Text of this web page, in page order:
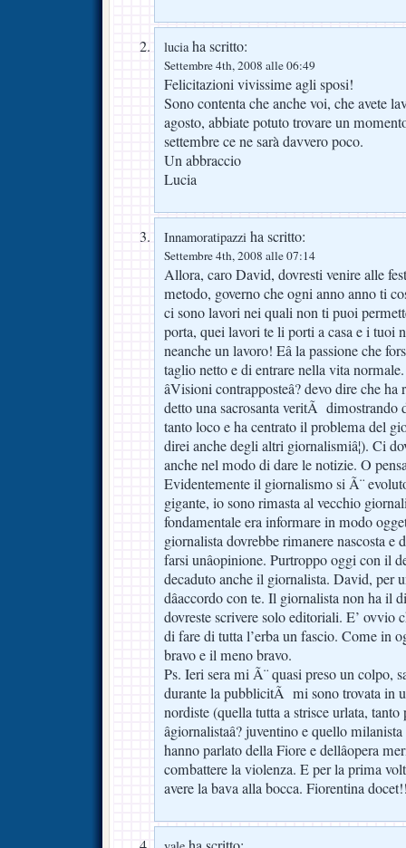
luciaha scritto:
Settembre 4th, 2008 alle 06:49
Felicitazioni vivissime agli sposi!
Sono contenta che anche voi, che avete
agosto, abbiate potuto trovare un
settembre ce ne sarà davvero poco.
Un abbraccio
Lucia
Innamoratipazzi ha scritto:
Settembre 4th, 2008 alle 07:14
Allora, caro David, dovresti venire alle
metodo, governo che ogni anno anno ti
ci sono lavori nei quali non ti puoi
porta, quei lavori te li porti a casa e i tuoi
neanche un lavoro! Eâ la passione che
taglio netto e di entrare nella vita
âVisioni contrapposteâ? devo dire che
detto una sacrosanta veritÃ dimostrando
tanto loco e ha centrato il problema del
direi anche degli altri giornalismiâ¦). Ci
anche nel modo di dare le notizie. O
Evidentemente il giornalismo si Ã¨
gigante, io sono rimasta al vecchio
fondamentale era informare in modo
giornalista dovrebbe rimanere nascosta e
farsi unâopinione. Purtroppo oggi con il
decaduto anche il giornalista. David, per
dâaccordo con te. Il giornalista non ha il
dovreste scrivere solo editoriali. E’ ovvio
di fare di tutta l’erba un fascio. Come in
bravo e il meno bravo.
Ps. Ieri sera mi Ã¨ quasi preso un colpo,
durante la pubblicitÃ mi sono trovata in
nordiste (quella tutta a strisce urlata, tanto
âgiornalistaâ? juventino e quello
hanno parlato della Fiore e dellâopera
combattere la violenza. E per la prima
avere la bava alla bocca. Fiorentina